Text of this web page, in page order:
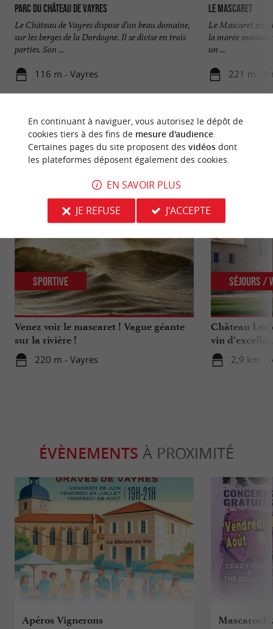
Parc du Château de Vayres
Le Château de Vayres dispose d’un beau domaine,
sur les berges de la Dordogne. Il se divise en trois
parties. Son ...
116 m - Vayres
Le Mascaret
Le Mascaret est
la marée
un ...
221 m -
NOUS AVONS TESTÉPOUR VOUS
Venez voir le mascaret ! Vague géante
sur la rivière !
220 m - Vayres
Sportive
Château
vin
2,9 km -
Séjours /
ÉVÈNEMENTS À PROXIMITÉ
Apéros Vignerons Mascarock
En continuant à naviguer, vous autorisez le dépôt de
cookies tiers à des fins de mesure d'audience.
Certaines pages du site proposent des vidéosdont
les plateformes déposent également des cookies.
EN SAVOIR PLUS
JE REFUSE
J'ACCEPTE